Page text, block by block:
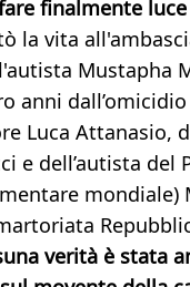
finalmente
la vita
Mustapha
anni dall’omicidio
Luca Attanasio,
e dell’autista del
mondiale)
verità è stata